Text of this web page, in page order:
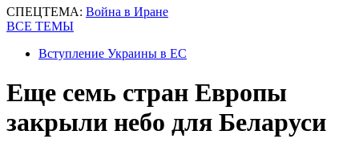
СПЕЦТЕМА: Война в Иране
ВСЕ ТЕМЫ
Вступление Украины в ЕС
Еще семь стран Европы
закрыли небо для Беларуси